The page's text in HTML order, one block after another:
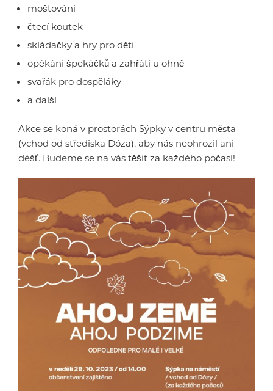
moštování
čtecí koutek
skládačky a hry pro děti
opékání špekáčků a zahřátí u ohně
svařák pro dospěláky
a další
Akce se koná v prostorách Sýpky v centru města
(vchod od střediska Dóza), aby nás neohrozil ani
déšť. Budeme se na vás těšit za každého počasí!